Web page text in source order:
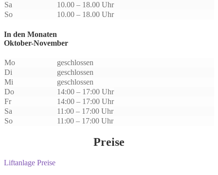
Sa
10.00 – 18.00 Uhr
So
10.00 – 18.00 Uhr
In den Monaten
Oktober-November
Mo
geschlossen
Di
geschlossen
Mi
geschlossen
Do
14:00 – 17:00 Uhr
Fr
14:00 – 17:00 Uhr
Sa
11:00 – 17:00 Uhr
So
11:00 – 17:00 Uhr
Preise
Liftanlage Preise